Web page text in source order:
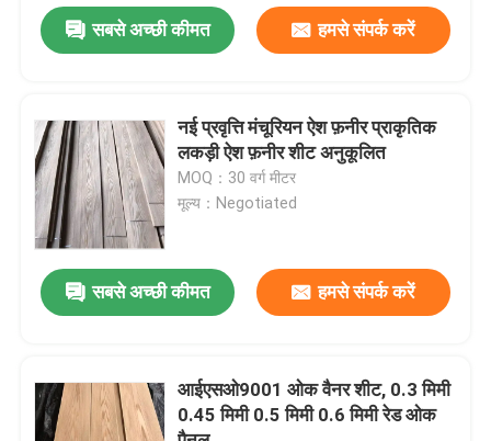
कारखाना भ्रमण
संपर्क करें
एक उद्धरण का अनुरोध करें
प्राकृतिक लकड़ी लिबास
लकड़ी का फर्श लिबास
सबसे अच्छी कीमत हमसे संपर्क करें
नई प्रवृत्ति मंचूरियन ऐश फ़नीर प्राकृतिक
लकड़ी ऐश फ़नीर शीट अनुकूलित
MOQ：30 वर्ग मीटर
मूल्य：Negotiated
सबसे अच्छी कीमत हमसे संपर्क करें
आईएसओ9001 ओक वैनर शीट, 0.3 मिमी
0.45 मिमी 0.5 मिमी 0.6 मिमी रेड ओक